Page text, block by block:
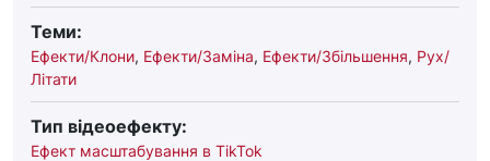
Теми:
Ефекти/Клони, Ефекти/Заміна, Ефекти/Збільшення, Рух/
Літати
Тип відеоефекту:
Ефект масштабування в TikTok